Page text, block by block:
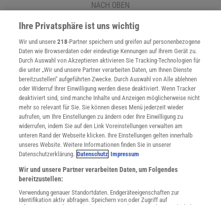
NACH OBEN
Für Sie im Spektrum-Shop und am Kiosk:
WEITERE NEUERSCHEINUNGEN SPEKTRUM SHOP
Ihre Privatsphäre ist uns wichtig
Wir und unsere218-Partner speichern und greifen auf personenbezogene
Daten wie Browserdaten oder eindeutige Kennungen auf Ihrem Gerät zu.
Durch Auswahl von Akzeptieren aktivieren Sie Tracking-Technologien für
die unter „Wir und unsere Partner verarbeiten Daten, um Ihnen Dienste
bereitzustellen“ aufgeführten Zwecke. Durch Auswahl von Alle ablehnen
oder Widerruf Ihrer Einwilligung werden diese deaktiviert. Wenn Tracker
deaktiviert sind, sind manche Inhalte und Anzeigen möglicherweise nicht
mehr so relevant für Sie. Sie können dieses Menü jederzeit wieder
aufrufen, um Ihre Einstellungen zu ändern oder Ihre Einwilligung zu
widerrufen, indem Sie auf den Link Voreinstellungen verwalten am
unteren Rand der Webseite klicken. Ihre Einstellungen gelten innerhalb
unseres Website. Weitere Informationen finden Sie in unserer
Datenschutzerklärung. Datenschutz Impressum
Wir und unsere Partner verarbeiten Daten, um Folgendes
bereitzustellen:
Verwendung genauer Standortdaten. Endgeräteeigenschaften zur
Identifikation aktiv abfragen. Speichern von oder Zugriff auf